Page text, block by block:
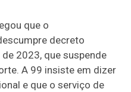
que o
decreto
2023, que suspende
A 99 insiste em dizer
e que o serviço de